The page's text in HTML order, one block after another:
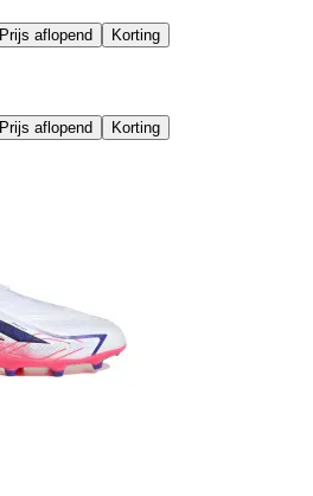
Prijs aflopend Korting
Prijs aflopend Korting